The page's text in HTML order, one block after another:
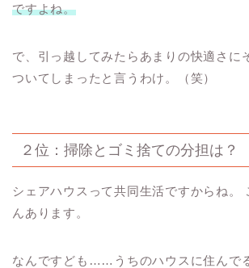
ですよね。
で、引っ越してみたらあまりの快適さに
ついてしまったと言うわけ。（笑）
２位：掃除とゴミ捨ての分担は？
シェアハウスって共同生活ですからね。
んあります。
なんですども……うちのハウスに住んで